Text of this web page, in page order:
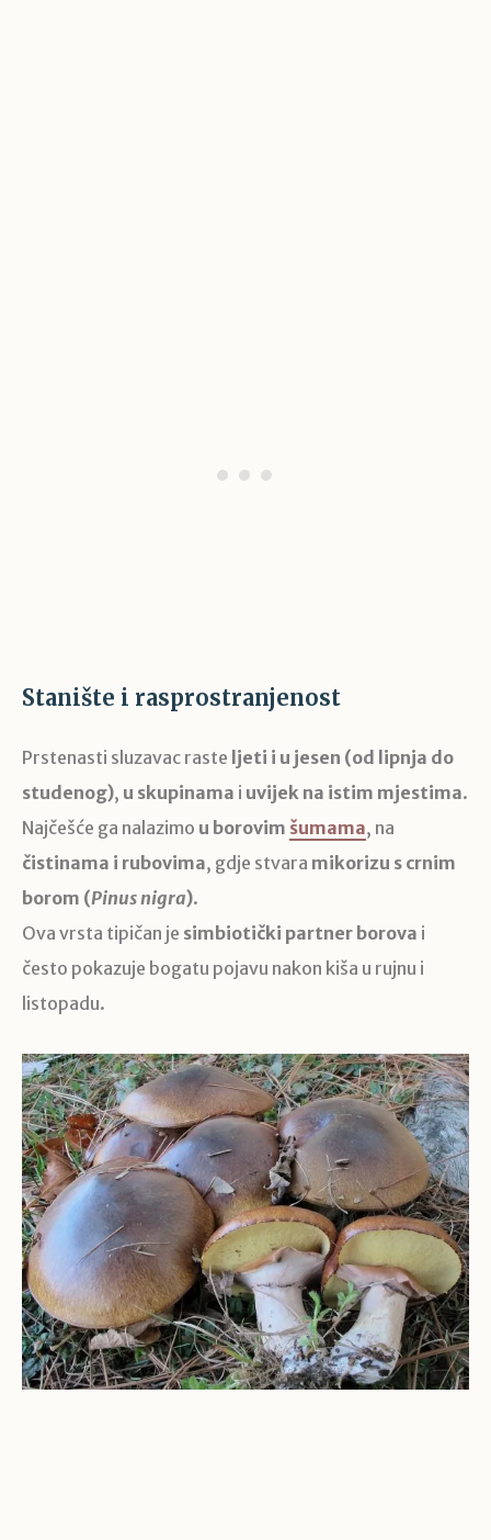
Stanište i rasprostranjenost
Prstenasti sluzavac raste ljeti i u jesen (od lipnja do
studenog), u skupinama i uvijek na istim mjestima.
Najčešće ga nalazimo u borovim šumama, na
čistinama i rubovima, gdje stvara mikorizu s crnim
borom (Pinus nigra).
Ova vrsta tipičan je simbiotički partner borova i
često pokazuje bogatu pojavu nakon kiša u rujnu i
listopadu.